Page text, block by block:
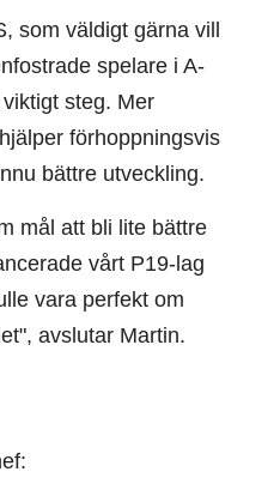
som väldigt gärna vill
spelare i A-
steg. Mer
förhoppningsvis
bättre utveckling.
mål att bli lite bättre
vårt P19-lag
vara perfekt om
avslutar Martin.